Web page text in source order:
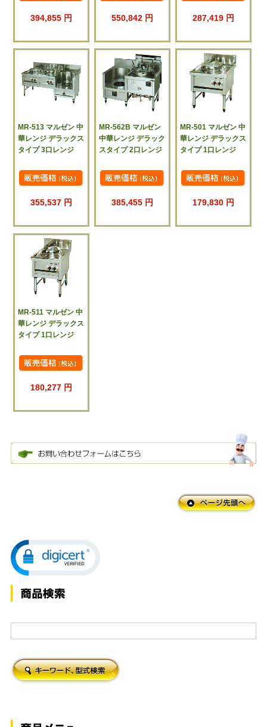
394,855 円 550,842 円 287,419 円
MR-513 マルゼン 中
華レンジ デラックス
タイプ 3口レンジ
355,537 円
MR-562B マルゼン
中華レンジ デラック
スタイプ 2口レンジ
385,455 円
MR-501 マルゼン 中
華レンジ デラックス
タイプ 1口レンジ
179,830 円
MR-511 マルゼン 中
華レンジ デラックス
タイプ 1口レンジ
180,277 円